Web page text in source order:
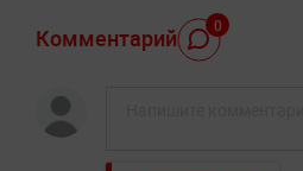
Комментарий 0